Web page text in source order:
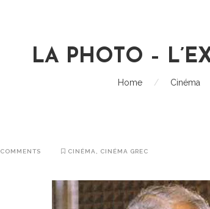
LA PHOTO –
Home / Cinéma
COMMENTS CINÉMA CINÉMA GREC